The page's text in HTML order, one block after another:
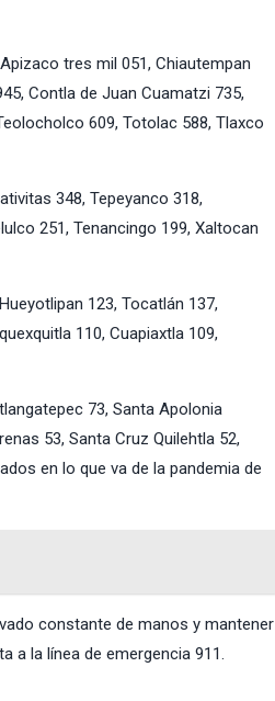
tres mil 051, Chiautempan
Contla de Juan Cuamatzi 735,
609, Totolac 588, Tlaxco
348, Tepeyanco 318,
251, Tenancingo 199, Xaltocan
123, Tocatlán 137,
110, Cuapiaxtla 109,
73, Santa Apolonia
53, Santa Cruz Quilehtla 52,
en lo que va de la pandemia de
constante de manos y mantener
a la línea de emergencia 911.